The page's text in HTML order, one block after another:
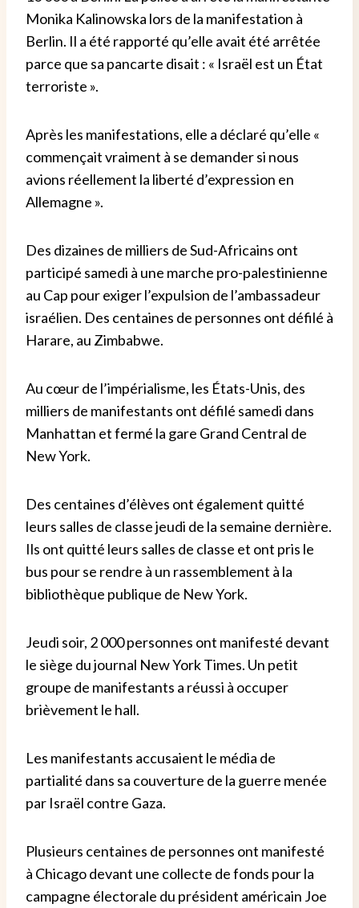
Monika Kalinowska lors de la manifestation à
Berlin. Il a été rapporté qu’elle avait été arrêtée
parce que sa pancarte disait : « Israël est un État
terroriste ».
Après les manifestations, elle a déclaré qu’elle «
commençait vraiment à se demander si nous
avions réellement la liberté d’expression en
Allemagne ».
Des dizaines de milliers de Sud-Africains ont
participé samedi à une marche pro-palestinienne
au Cap pour exiger l’expulsion de l’ambassadeur
israélien. Des centaines de personnes ont défilé à
Harare, au Zimbabwe.
Au cœur de l’impérialisme, les États-Unis, des
milliers de manifestants ont défilé samedi dans
Manhattan et fermé la gare Grand Central de
New York.
Des centaines d’élèves ont également quitté
leurs salles de classe jeudi de la semaine dernière.
Ils ont quitté leurs salles de classe et ont pris le
bus pour se rendre à un rassemblement à la
bibliothèque publique de New York.
Jeudi soir, 2 000 personnes ont manifesté devant
le siège du journal New York Times. Un petit
groupe de manifestants a réussi à occuper
brièvement le hall.
Les manifestants accusaient le média de
partialité dans sa couverture de la guerre menée
par Israël contre Gaza.
Plusieurs centaines de personnes ont manifesté
à Chicago devant une collecte de fonds pour la
campagne électorale du président américain Joe